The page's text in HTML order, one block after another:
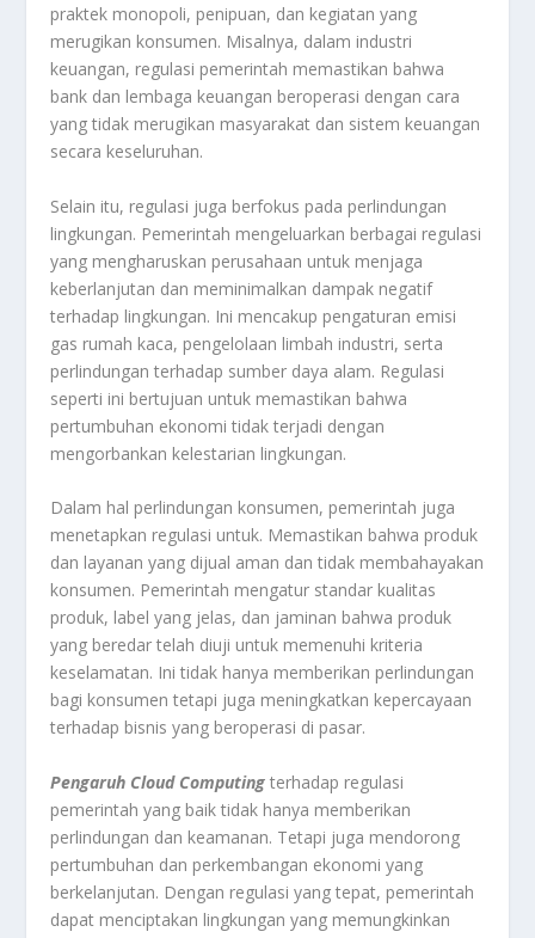
praktek monopoli, penipuan, dan kegiatan yang
merugikan konsumen. Misalnya, dalam industri
keuangan, regulasi pemerintah memastikan bahwa
bank dan lembaga keuangan beroperasi dengan cara
yang tidak merugikan masyarakat dan sistem keuangan
secara keseluruhan.
Selain itu, regulasi juga berfokus pada perlindungan
lingkungan. Pemerintah mengeluarkan berbagai regulasi
yang mengharuskan perusahaan untuk menjaga
keberlanjutan dan meminimalkan dampak negatif
terhadap lingkungan. Ini mencakup pengaturan emisi
gas rumah kaca, pengelolaan limbah industri, serta
perlindungan terhadap sumber daya alam. Regulasi
seperti ini bertujuan untuk memastikan bahwa
pertumbuhan ekonomi tidak terjadi dengan
mengorbankan kelestarian lingkungan.
Dalam hal perlindungan konsumen, pemerintah juga
menetapkan regulasi untuk. Memastikan bahwa produk
dan layanan yang dijual aman dan tidak membahayakan
konsumen. Pemerintah mengatur standar kualitas
produk, label yang jelas, dan jaminan bahwa produk
yang beredar telah diuji untuk memenuhi kriteria
keselamatan. Ini tidak hanya memberikan perlindungan
bagi konsumen tetapi juga meningkatkan kepercayaan
terhadap bisnis yang beroperasi di pasar.
Pengaruh Cloud Computing terhadap regulasi
pemerintah yang baik tidak hanya memberikan
perlindungan dan keamanan. Tetapi juga mendorong
pertumbuhan dan perkembangan ekonomi yang
berkelanjutan. Dengan regulasi yang tepat, pemerintah
dapat menciptakan lingkungan yang memungkinkan